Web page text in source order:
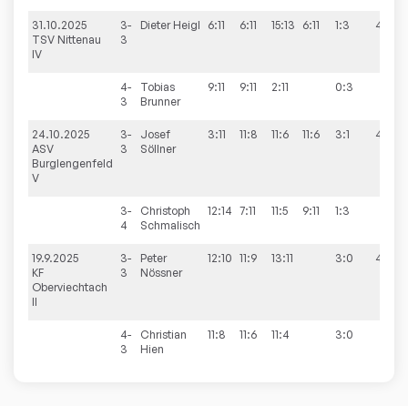
31.10.2025
TSV Nittenau
IV
3-
3
Dieter Heigl 6:11 6:11 15:13 6:11 1:3 4:6
4-
3
Tobias
Brunner
9:11 9:11 2:11 0:3
24.10.2025
ASV
Burglengenfeld
V
3-
3
Josef
Söllner
3:11 11:8 11:6 11:6 3:1 4:6
3-
4
Christoph
Schmalisch
12:14 7:11 11:5 9:11 1:3
19.9.2025
KF
Oberviechtach
II
3-
3
Peter
Nössner
12:10 11:9 13:11 3:0 4:6
4-
3
Christian
Hien
11:8 11:6 11:4 3:0